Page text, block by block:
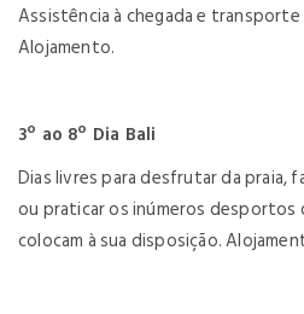
Assistência à chegada e
Alojamento.
3º ao 8º Dia Bali
Dias livres para desfrutar da praia,
ou praticar os inúmeros desportos
colocam à sua disposição.